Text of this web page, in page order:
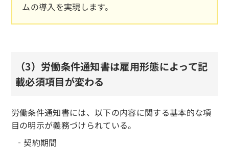
ムの導入を実現します。
（3）労働条件通知書は雇用形態によって記
載必須項目が変わる
労働条件通知書には、以下の内容に関する基本的な項
目の明示が義務づけられている。
‐契約期間